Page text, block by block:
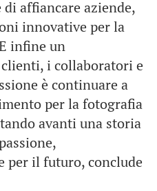
affiancare aziende,
innovative per la
infine un
i collaboratori e
è continuare a
per la fotografia
avanti una storia
per il futuro, conclude